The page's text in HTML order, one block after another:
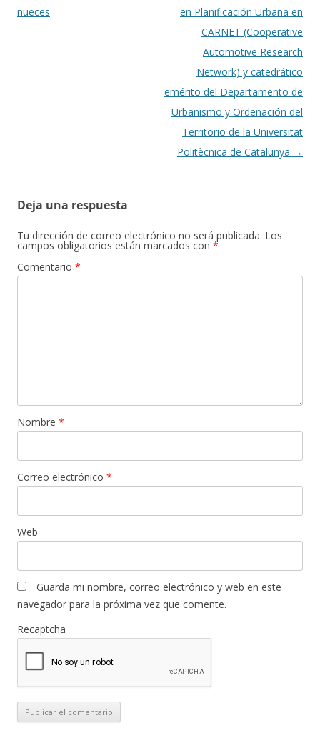
entradas
nueces
en Planificación Urbana en
CARNET (Cooperative
Automotive Research
Network) y catedrático
emérito del Departamento de
Urbanismo y Ordenación del
Territorio de la Universitat
Politècnica de Catalunya →
Deja una respuesta
Tu dirección de correo electrónico no será publicada. Los
campos obligatorios están marcados con *
Comentario *
Nombre *
Correo electrónico *
Web
Guarda mi nombre, correo electrónico y web en este
navegador para la próxima vez que comente.
Recaptcha